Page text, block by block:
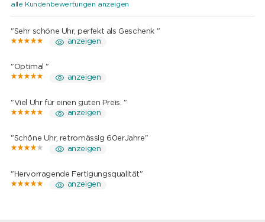
alle Kundenbewertungen anzeigen
"Sehr schöne Uhr, perfekt als Geschenk "
anzeigen
"Optimal "
anzeigen
"Viel Uhr für einen guten Preis. "
anzeigen
"Schöne Uhr, retromässig 60erJahre"
anzeigen
"Hervorragende Fertigungsqualität"
anzeigen